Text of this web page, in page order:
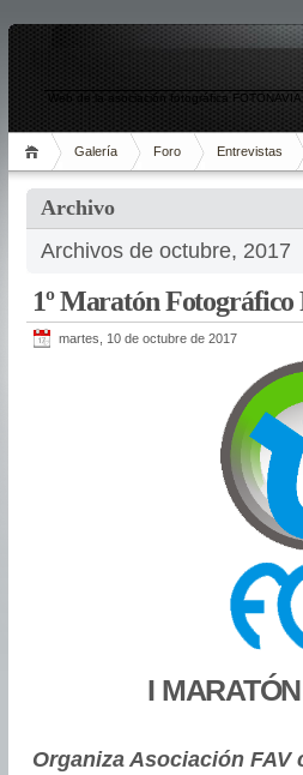
Web de la asociación fotográfica FOTONAVIA
Galería Foro Entrevistas
Archivo
Archivos de octubre, 2017
1º Maratón Fotográfico
martes, 10 de octubre de 2017
I
Organiza Asociación